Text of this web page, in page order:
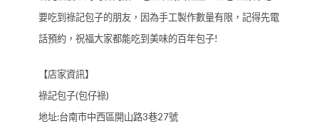
要吃到祿記包子的朋友，因為手工製作數量有限，記得先電
話預約，祝福大家都能吃到美味的百年包子!
【店家資訊】
祿記包子(包仔祿)
地址:台南市中西區開山路3巷27號